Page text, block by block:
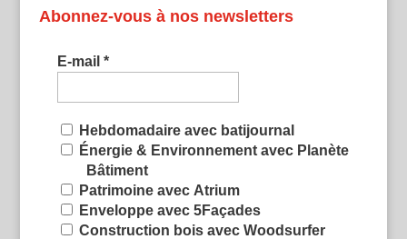
Abonnez-vous à nos newsletters
E-mail *
Hebdomadaire avec batijournal
Énergie & Environnement avec Planète
Bâtiment
Patrimoine avec Atrium
Enveloppe avec 5Façades
Construction bois avec Woodsurfer